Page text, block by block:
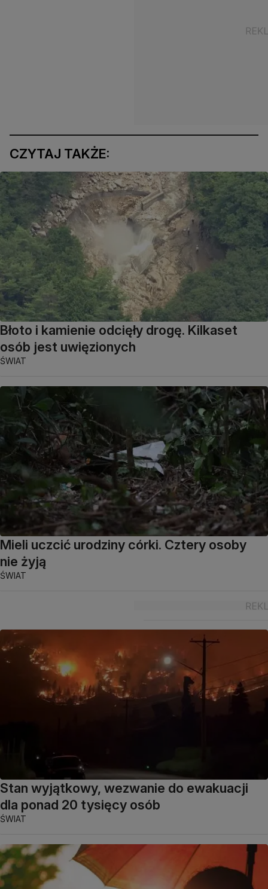
CZYTAJ TAKŻE:
Błoto i kamienie odcięły drogę. Kilkaset
osób jest uwięzionych
ŚWIAT
Mieli uczcić urodziny córki. Cztery osoby
nie żyją
ŚWIAT
Stan wyjątkowy, wezwanie do ewakuacji
dla ponad 20 tysięcy osób
ŚWIAT